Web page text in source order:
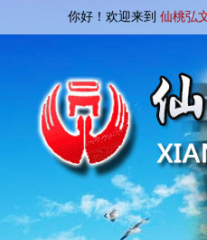
你好！欢迎来到 仙桃弘